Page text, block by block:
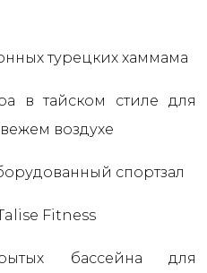
турецких хаммама
в тайском стиле для
воздухе
спортзал
Fitness
бассейна для